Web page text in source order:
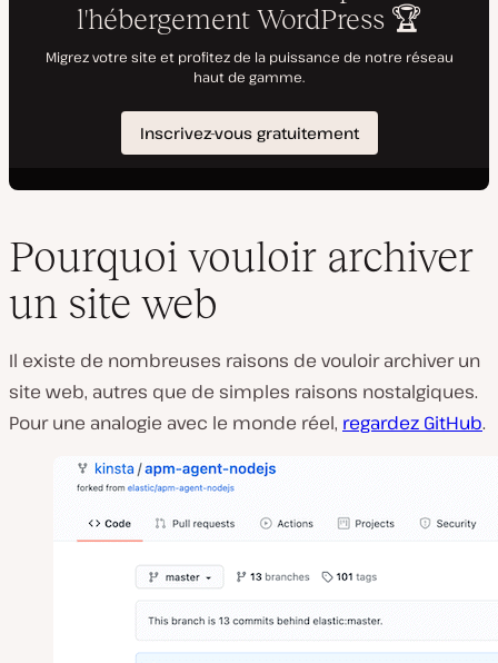
Pourquoi vouloir archiver
un site web
Il existe de nombreuses raisons de vouloir archiver un
site web, autres que de simples raisons nostalgiques.
Pour une analogie avec le monde réel, regardez GitHub.